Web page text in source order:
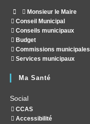
Monsieur le Maire
Conseil Municipal
Conseils municipaux
Budget
Commissions municipales
Services municipaux
Ma Santé
Social
CCAS
Accessibilité